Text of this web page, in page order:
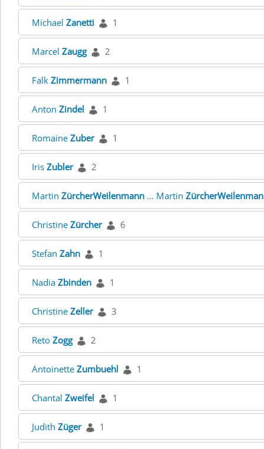
Michael Zanetti 1
Marcel Zaugg 2
Falk Zimmermann 1
Anton Zindel 1
Romaine Zuber 1
Iris Zubler 2
Martin ZürcherWeilenmann ... Martin
Christine Zürcher 6
Stefan Zahn 1
Nadia Zbinden 1
Christine Zeller 3
Reto Zogg 2
Antoinette Zumbuehl 1
Chantal Zweifel 1
Judith Züger 1